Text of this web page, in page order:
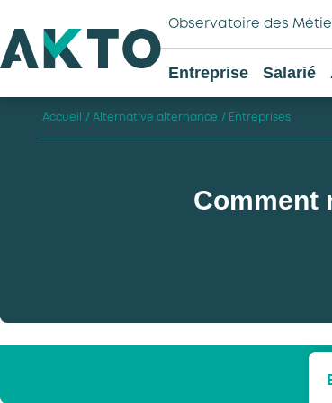
Observatoire des
Entreprise Salarié
Accueil / Alternative alternance / Entreprises
Comment